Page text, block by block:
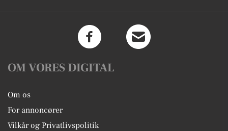
OM VORES DIGITAL
Om os
For annoncører
Vilkår og Privatlivspolitik